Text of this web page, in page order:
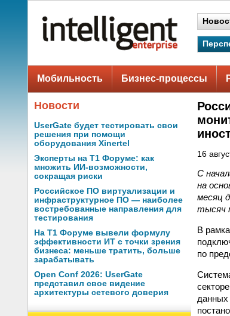
Мобильность Бизнес-процессы
Новости
UserGate будет тестировать свои
решения при помощи
оборудования Xinertel
Эксперты на Т1 Форуме: как
множить ИИ-возможности,
сокращая риски
Российское ПО виртуализации и
инфраструктурное ПО — наиболее
востребованные направления для
тестирования
На Т1 Форуме вывели формулу
эффективности ИТ с точки зрения
бизнеса: меньше тратить, больше
зарабатывать
Open Conf 2026: UserGate
представил свое видение
архитектуры сетевого доверия
16
С
на
месяц
тысяч
В
по
данных